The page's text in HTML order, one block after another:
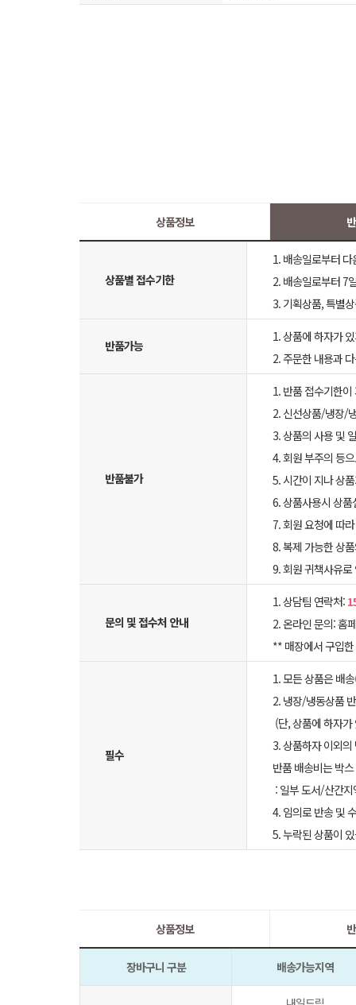
상품정보
상품별 접수기한
1. 배송일로부터
2. 배송일로부터 7
3. 기획상품, 특별
반품가능
1. 상품에 하자가
2. 주문한 내용과
반품불가
1. 반품 접수기한이
2. 신선상품/냉장/
3. 상품의 사용 및
4. 회원 부주의 등
5. 시간이 지나 상
6. 상품사용시 상
7. 회원 요청에 따
8. 복제 가능한 상
9. 회원 귀책사유
문의 및 접수처 안내
1. 상담팀 연락처:
2. 온라인 문의: 홈
** 매장에서 구입
필수
1. 모든 상품은 배
2. 냉장/냉동상품
(단, 상품에 하자
3. 상품하자 이외
반품 배송비는 박
: 일부 도서/산간
4. 임의로 반송 및
5. 누락된 상품이
상품정보
장바구니 구분 배송가능지역